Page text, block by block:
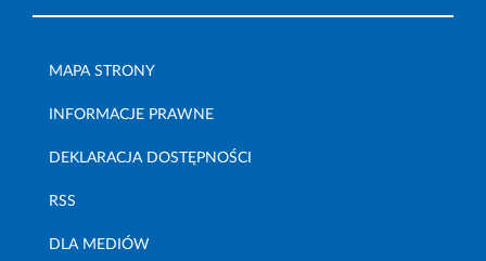
MAPA STRONY
INFORMACJE PRAWNE
DEKLARACJA DOSTĘPNOŚCI
RSS
DLA MEDIÓW